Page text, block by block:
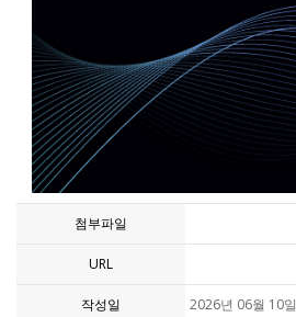
첨부파일
URL
작성일 2026년 06월 10일